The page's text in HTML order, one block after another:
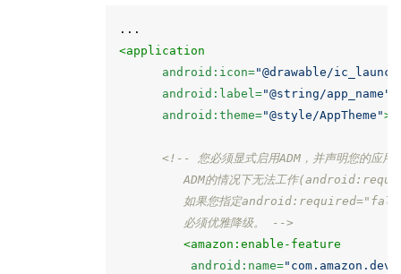
<application
android:icon="@drawable/
android:label="@string/app_name"
android:theme="@style/AppTheme">
<!-- 您必须显式启用ADM，并声明您的应用
ADM的情况下无法工作
如果您指定
         必须优雅降级。 -->
<amazon:enable-feature
android:name=